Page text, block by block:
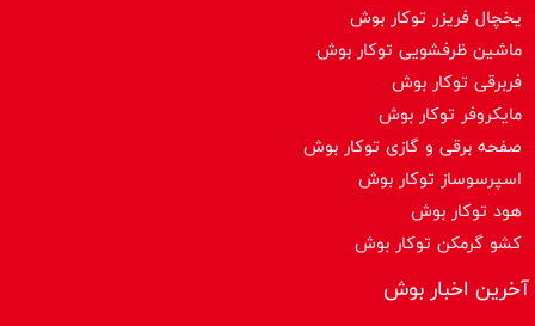
یخچال فریزر توکار بوش
ماشین ظرفشویی توکار بوش
فربرقی توکار بوش
مایکروفر توکار بوش
صفحه برقی و گازی توکار بوش
اسپرسوساز توكار بوش
هود توکار بوش
کشو گرمکن توکار بوش
آخرین اخبار بوش